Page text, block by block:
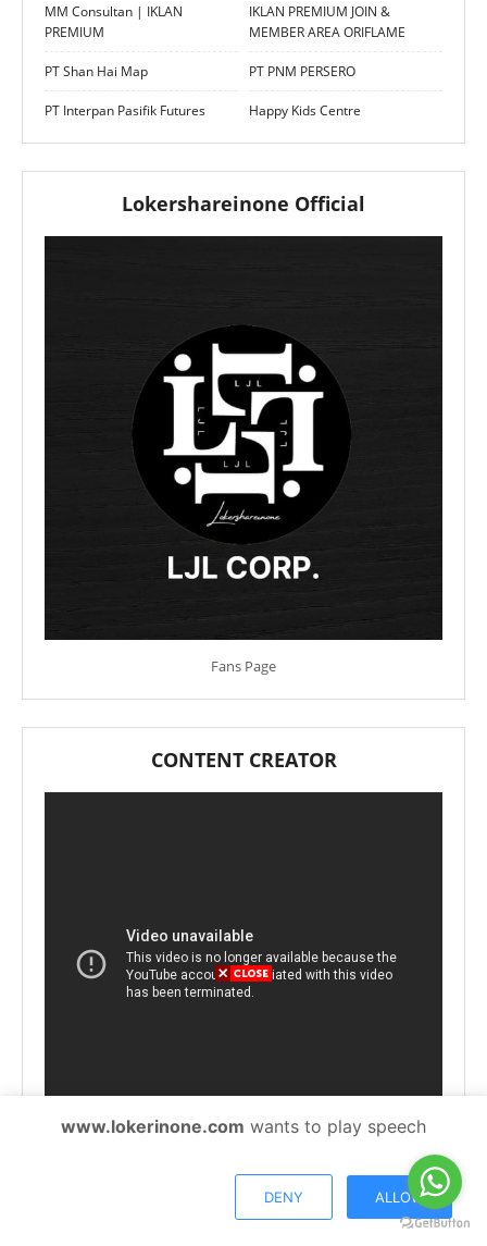
MM Consultan | IKLAN
PREMIUM
IKLAN PREMIUM JOIN &
MEMBER AREA ORIFLAME
PT Shan Hai Map PT PNM PERSERO
PT Interpan Pasifik Futures Happy Kids Centre
Lokershareinone Official
Fans Page
CONTENT CREATOR
Affiliate Shopee Program
www.lokerinone.com wants to play speech
DENY ALLOW